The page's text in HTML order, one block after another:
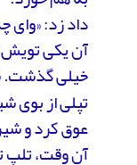
داد زد: «وای
آن یکی
خیلی گذشت.
تپلی از بوی
عوق کرد و
آن وقت،